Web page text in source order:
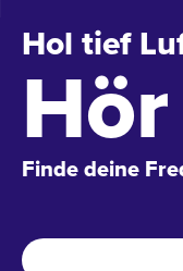
Hol tief
Finde deine
Name *